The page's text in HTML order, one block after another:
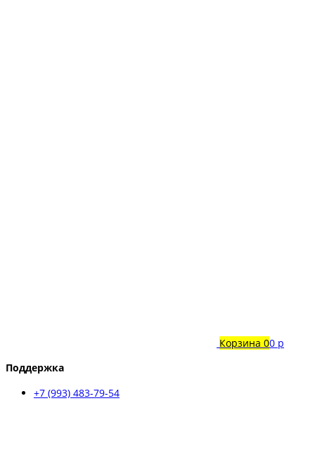
Корзина 00 р
Поддержка
+7 (993) 483-79-54